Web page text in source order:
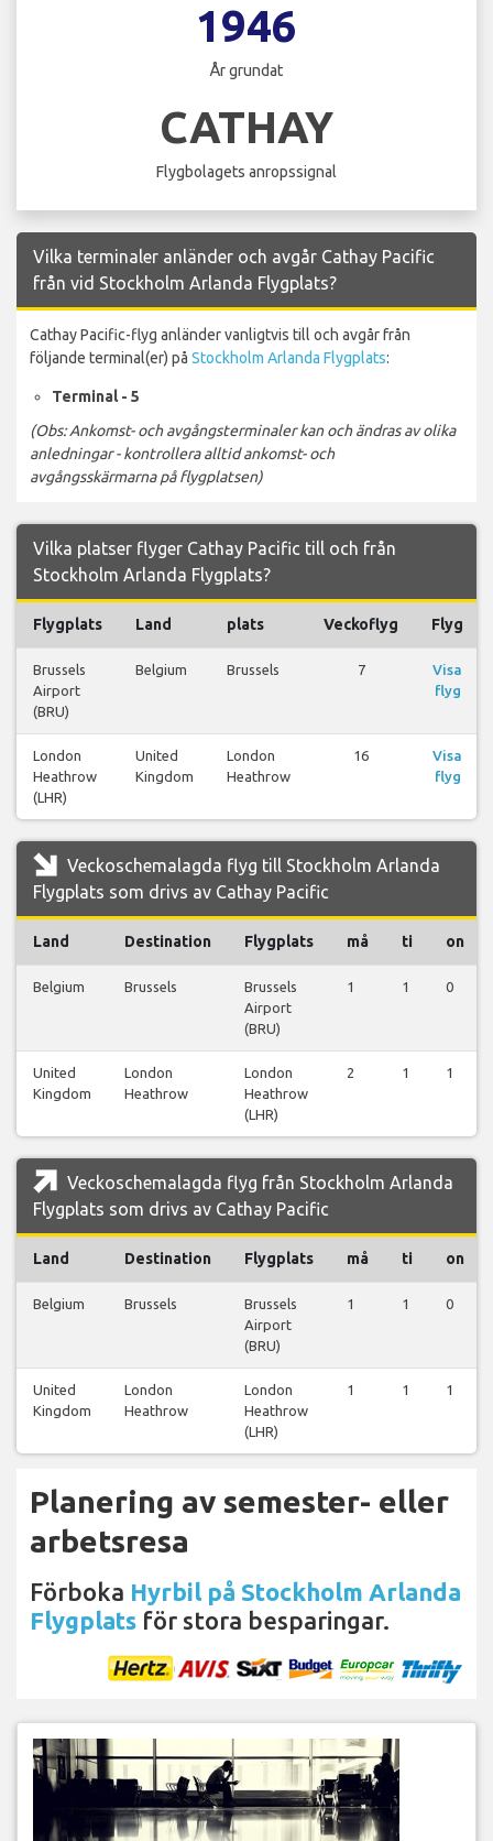
1946
År grundat
CATHAY
Flygbolagets anropssignal
Vilka terminaler anländer och avgår Cathay Pacific
från vid Stockholm Arlanda Flygplats?
Cathay Pacific-flyg anländer vanligtvis till och avgår från
följande terminal(er) på Stockholm Arlanda Flygplats:
Terminal - 5
(Obs: Ankomst- och avgångsterminaler kan och ändras av olika
anledningar - kontrollera alltid ankomst- och
avgångsskärmarna på flygplatsen)
Vilka platser flyger Cathay Pacific till och från
Stockholm Arlanda Flygplats?
Flygplats Land plats Veckoflyg Flyg
Brussels
Airport
(BRU)
Belgium Brussels 7
Visa
flyg
London
Heathrow
(LHR)
United
Kingdom
London
Heathrow
16
Visa
flyg
Veckoschemalagda flyg till Stockholm Arlanda
Flygplats som drivs av Cathay Pacific
Land Destination Flygplats må ti on
Belgium Brussels
Brussels
Airport
(BRU)
1 1 0
United
Kingdom
London
Heathrow
London
Heathrow
(LHR)
2 1 1
Veckoschemalagda flyg från Stockholm Arlanda
Flygplats som drivs av Cathay Pacific
Land Destination Flygplats må ti on
Belgium Brussels
Brussels
Airport
(BRU)
1 1 0
United
Kingdom
London
Heathrow
London
Heathrow
(LHR)
1 1 1
Planering av semester- eller
arbetsresa
Förboka Hyrbil på Stockholm Arlanda
Flygplats för stora besparingar.